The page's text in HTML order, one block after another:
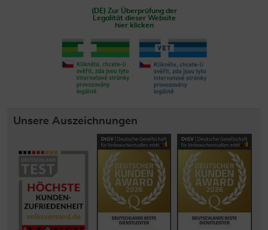
(DE) Zur Überprüfung der
Legalität dieser Website
hier klicken
Unsere Auszeichnungen